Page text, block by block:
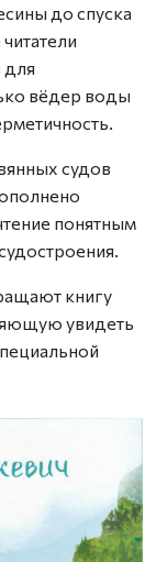
до спуска
для
вёдер воды
судов
понятным
книгу
увидеть